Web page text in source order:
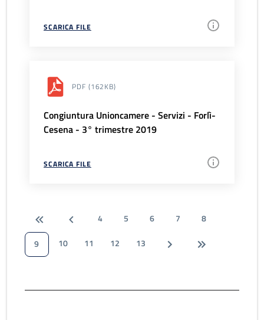
SCARICA FILE
PDF (162KB)
Congiuntura Unioncamere - Servizi - Forlì-
Cesena - 3° trimestre 2019
SCARICA FILE
4 5 6 7
8
9
10 11 12 13